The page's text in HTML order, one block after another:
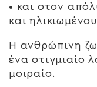
• και στον
και
Η ανθρώπινη
ένα στιγμιαίο
μοιραίο.